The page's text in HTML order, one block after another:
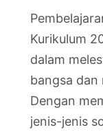
Kurikulum
dalam
bangsa
Dengan
jenis-jenis